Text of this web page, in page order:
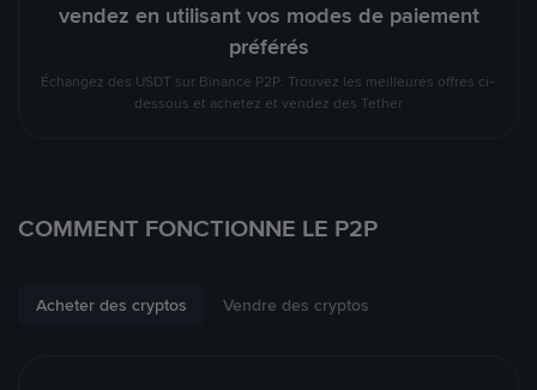
vendez en utilisant vos modes de paiement
préférés
Échangez des USDT sur Binance P2P. Trouvez les meilleures offres ci-
dessous et achetez et vendez des Tether
COMMENT FONCTIONNE LE P2P
Acheter des cryptos Vendre des cryptos